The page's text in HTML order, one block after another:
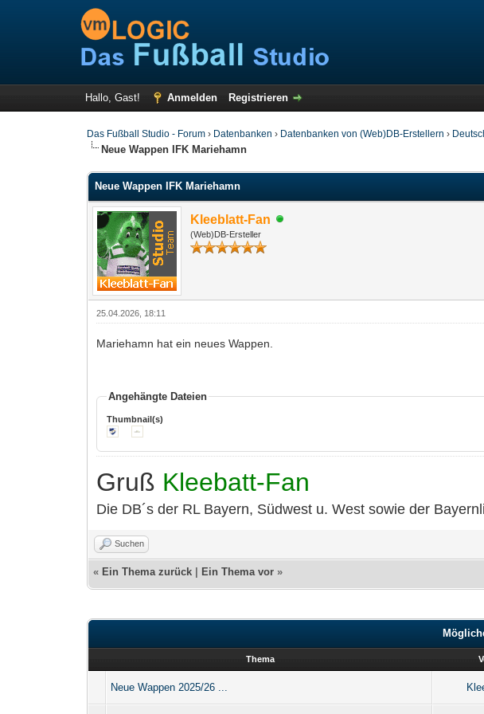
Hallo, Gast! Anmelden Registrieren
Das Fußball Studio - Forum › Datenbanken › Datenbanken von (Web)DB-Erstellern ›
Neue Wappen IFK Mariehamn
Neue Wappen IFK Mariehamn
Kleeblatt-Fan
(Web)DB-Ersteller
25.04.2026, 18:11
Mariehamn hat ein neues Wappen.
Angehängte Dateien
Thumbnail(s)
Gruß Kleebatt-Fan
Die DB´s der RL Bayern, Südwest u. West sowie der
Suchen
« Ein Thema zurück Ein Thema vor »
Thema
Neue Wappen 2025/26 ...